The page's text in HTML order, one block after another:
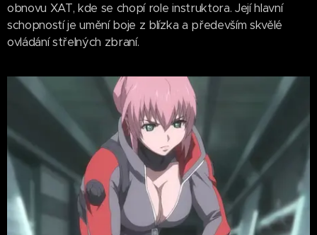
obnovu XAT, kde se chopí role instruktora. Její hlavní
schopností je umění boje z blízka a především skvělé
ovládání střelných zbraní.